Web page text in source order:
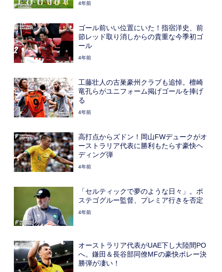
4年前
ゴール前いい位置にいた！指宿洋史、前
節レッド取り消しからの貴重な今季初ゴ
ール
4年前
工藤壮人の古巣豪州クラブも追悼。檀崎
竜孔らがユニフォーム掲げゴールを捧げ
る
4年前
高打点からズドン！岡山FWデュークがオ
ーストラリア代表に勝利もたらす豪快ヘ
ディング弾
4年前
「セルティックで夢のような日々」。ポ
ステゴグルー監督、プレミア行きを否定
4年前
オーストラリア代表がUAE下し大陸間PO
へ。鎌田＆長谷部同僚MFの豪快ボレー決
勝弾が凄い！